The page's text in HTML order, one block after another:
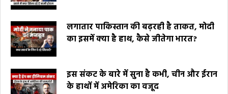
लगातार पाकिस्तान की बढ़रही है ताकत, मोदी
का इसमें क्या है हाथ, कैसे जीतेगा भारत?
इस संकट के बारे में सुना है कभी, चीन और ईरान
के हाथों में अमेरिका का वजूद